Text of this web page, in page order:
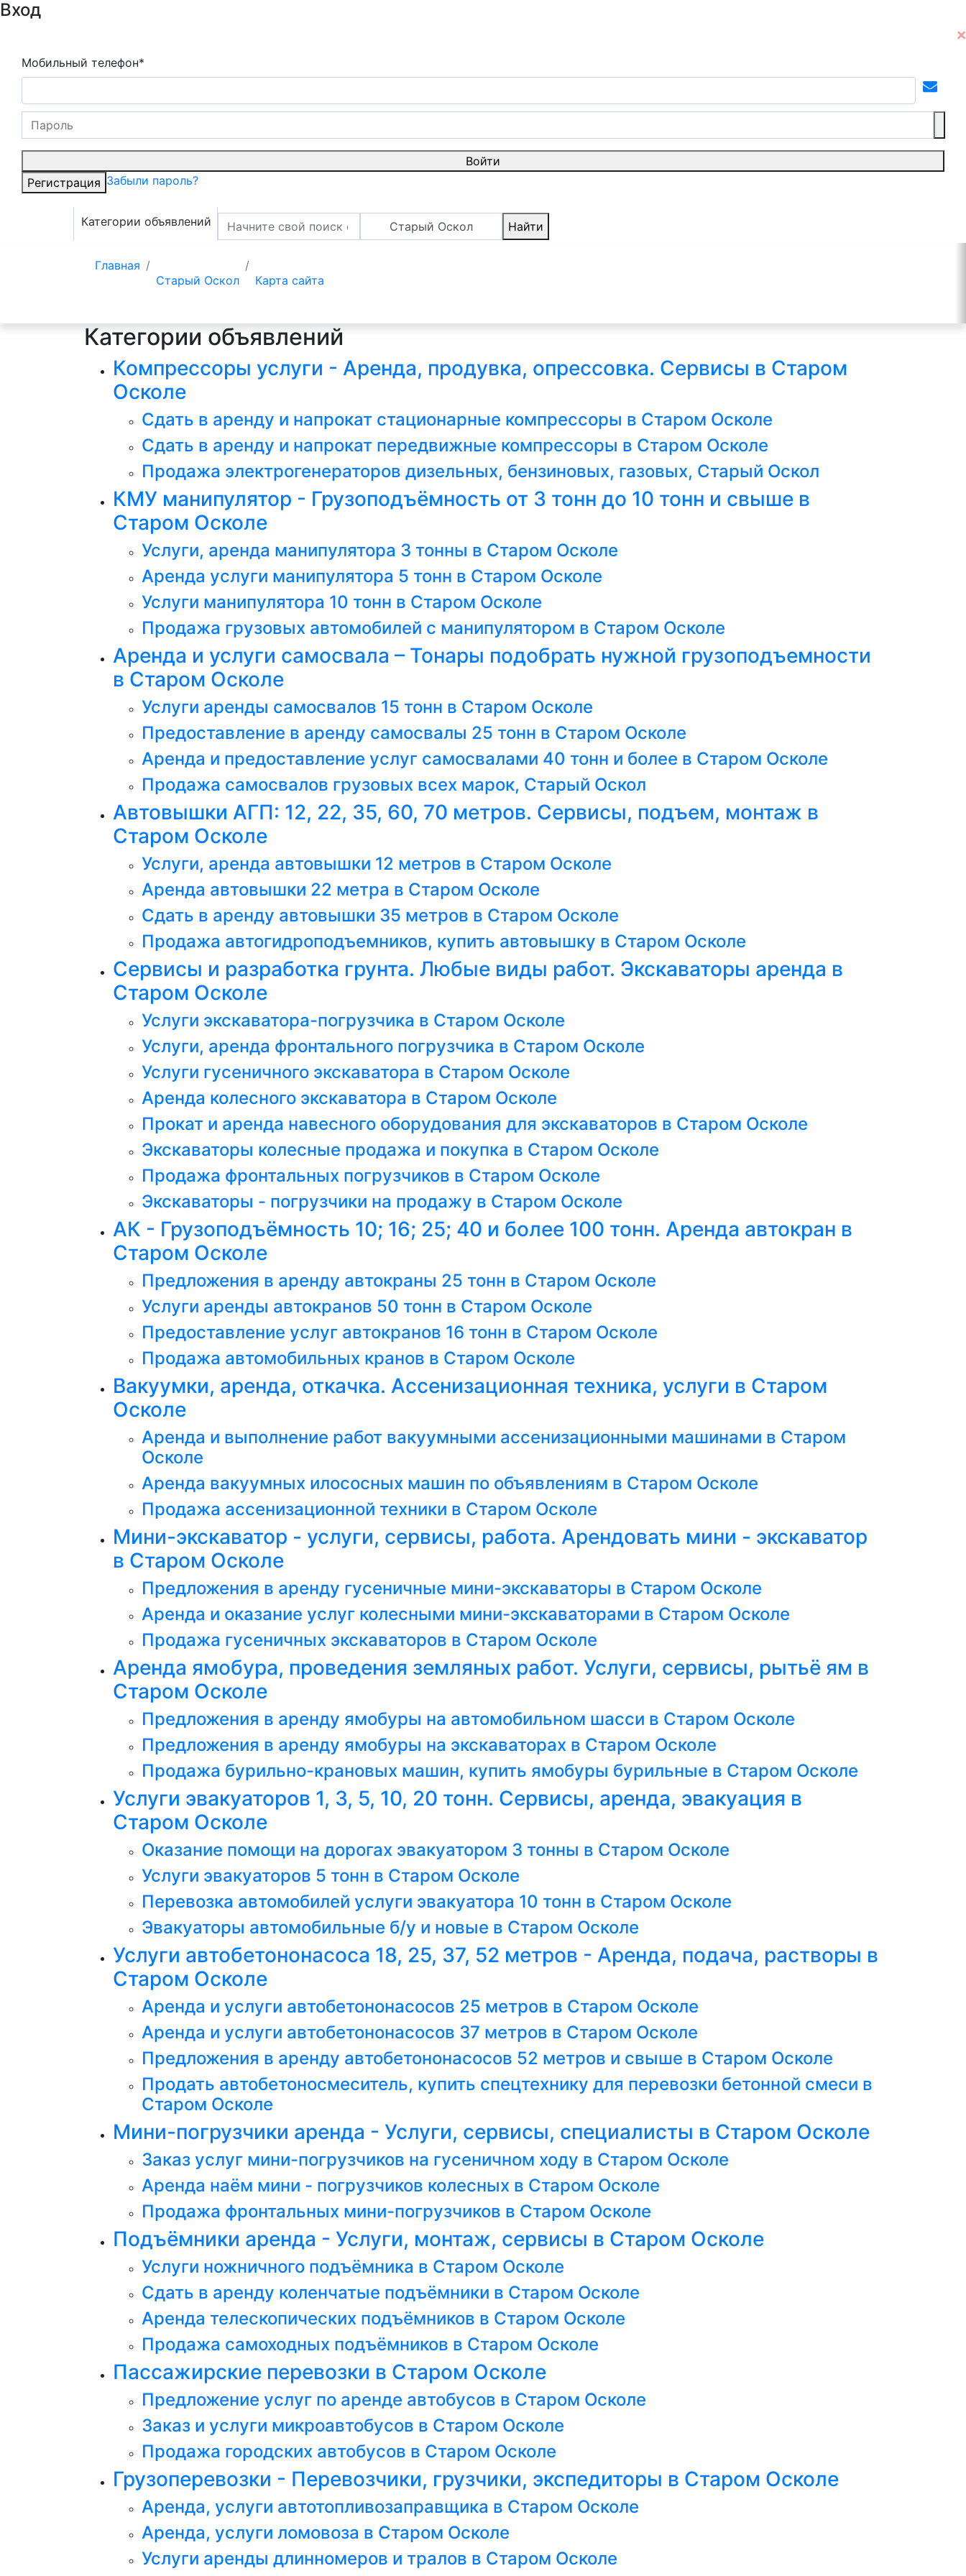
Вход
Мобильный телефон*
Войти
Регистрация Забыли пароль?
Категории объявлений Старый Оскол Найти
Главная
Старый Оскол
Карта сайта
Категории объявлений
Компрессоры услуги - Аренда, продувка, опрессовка. Сервисы в Старом
Осколе
Сдать в аренду и напрокат стационарные компрессоры в Старом Осколе
Сдать в аренду и напрокат передвижные компрессоры в Старом Осколе
Продажа электрогенераторов дизельных, бензиновых, газовых, Старый Оскол
КМУ манипулятор - Грузоподъёмность от 3 тонн до 10 тонн и свыше в
Старом Осколе
Услуги, аренда манипулятора 3 тонны в Старом Осколе
Аренда услуги манипулятора 5 тонн в Старом Осколе
Услуги манипулятора 10 тонн в Старом Осколе
Продажа грузовых автомобилей с манипулятором в Старом Осколе
Аренда и услуги самосвала – Тонары подобрать нужной грузоподъемности
в Старом Осколе
Услуги аренды самосвалов 15 тонн в Старом Осколе
Предоставление в аренду самосвалы 25 тонн в Старом Осколе
Аренда и предоставление услуг самосвалами 40 тонн и более в Старом Осколе
Продажа самосвалов грузовых всех марок, Старый Оскол
Автовышки АГП: 12, 22, 35, 60, 70 метров. Сервисы, подъем, монтаж в
Старом Осколе
Услуги, аренда автовышки 12 метров в Старом Осколе
Аренда автовышки 22 метра в Старом Осколе
Сдать в аренду автовышки 35 метров в Старом Осколе
Продажа автогидроподъемников, купить автовышку в Старом Осколе
Сервисы и разработка грунта. Любые виды работ. Экскаваторы аренда в
Старом Осколе
Услуги экскаватора-погрузчика в Старом Осколе
Услуги, аренда фронтального погрузчика в Старом Осколе
Услуги гусеничного экскаватора в Старом Осколе
Аренда колесного экскаватора в Старом Осколе
Прокат и аренда навесного оборудования для экскаваторов в Старом Осколе
Экскаваторы колесные продажа и покупка в Старом Осколе
Продажа фронтальных погрузчиков в Старом Осколе
Экскаваторы - погрузчики на продажу в Старом Осколе
АК - Грузоподъёмность 10; 16; 25; 40 и более 100 тонн. Аренда автокран в
Старом Осколе
Предложения в аренду автокраны 25 тонн в Старом Осколе
Услуги аренды автокранов 50 тонн в Старом Осколе
Предоставление услуг автокранов 16 тонн в Старом Осколе
Продажа автомобильных кранов в Старом Осколе
Вакуумки, аренда, откачка. Ассенизационная техника, услуги в Старом
Осколе
Аренда и выполнение работ вакуумными ассенизационными машинами в Старом
Осколе
Аренда вакуумных илососных машин по объявлениям в Старом Осколе
Продажа ассенизационной техники в Старом Осколе
Мини-экскаватор - услуги, сервисы, работа. Арендовать мини - экскаватор
в Старом Осколе
Предложения в аренду гусеничные мини-экскаваторы в Старом Осколе
Аренда и оказание услуг колесными мини-экскаваторами в Старом Осколе
Продажа гусеничных экскаваторов в Старом Осколе
Аренда ямобура, проведения земляных работ. Услуги, сервисы, рытьё ям в
Старом Осколе
Предложения в аренду ямобуры на автомобильном шасси в Старом Осколе
Предложения в аренду ямобуры на экскаваторах в Старом Осколе
Продажа бурильно-крановых машин, купить ямобуры бурильные в Старом Осколе
Услуги эвакуаторов 1, 3, 5, 10, 20 тонн. Сервисы, аренда, эвакуация в
Старом Осколе
Оказание помощи на дорогах эвакуатором 3 тонны в Старом Осколе
Услуги эвакуаторов 5 тонн в Старом Осколе
Перевозка автомобилей услуги эвакуатора 10 тонн в Старом Осколе
Эвакуаторы автомобильные б/у и новые в Старом Осколе
Услуги автобетононасоса 18, 25, 37, 52 метров - Аренда, подача, растворы в
Старом Осколе
Аренда и услуги автобетононасосов 25 метров в Старом Осколе
Аренда и услуги автобетононасосов 37 метров в Старом Осколе
Предложения в аренду автобетононасосов 52 метров и свыше в Старом Осколе
Продать автобетоносмеситель, купить спецтехнику для перевозки бетонной смеси в
Старом Осколе
Мини-погрузчики аренда - Услуги, сервисы, специалисты в Старом Осколе
Заказ услуг мини-погрузчиков на гусеничном ходу в Старом Осколе
Аренда наём мини - погрузчиков колесных в Старом Осколе
Продажа фронтальных мини-погрузчиков в Старом Осколе
Подъёмники аренда - Услуги, монтаж, сервисы в Старом Осколе
Услуги ножничного подъёмника в Старом Осколе
Сдать в аренду коленчатые подъёмники в Старом Осколе
Аренда телескопических подъёмников в Старом Осколе
Продажа самоходных подъёмников в Старом Осколе
Пассажирские перевозки в Старом Осколе
Предложение услуг по аренде автобусов в Старом Осколе
Заказ и услуги микроавтобусов в Старом Осколе
Продажа городских автобусов в Старом Осколе
Грузоперевозки - Перевозчики, грузчики, экспедиторы в Старом Осколе
Аренда, услуги автотопливозаправщика в Старом Осколе
Аренда, услуги ломовоза в Старом Осколе
Услуги аренды длинномеров и тралов в Старом Осколе